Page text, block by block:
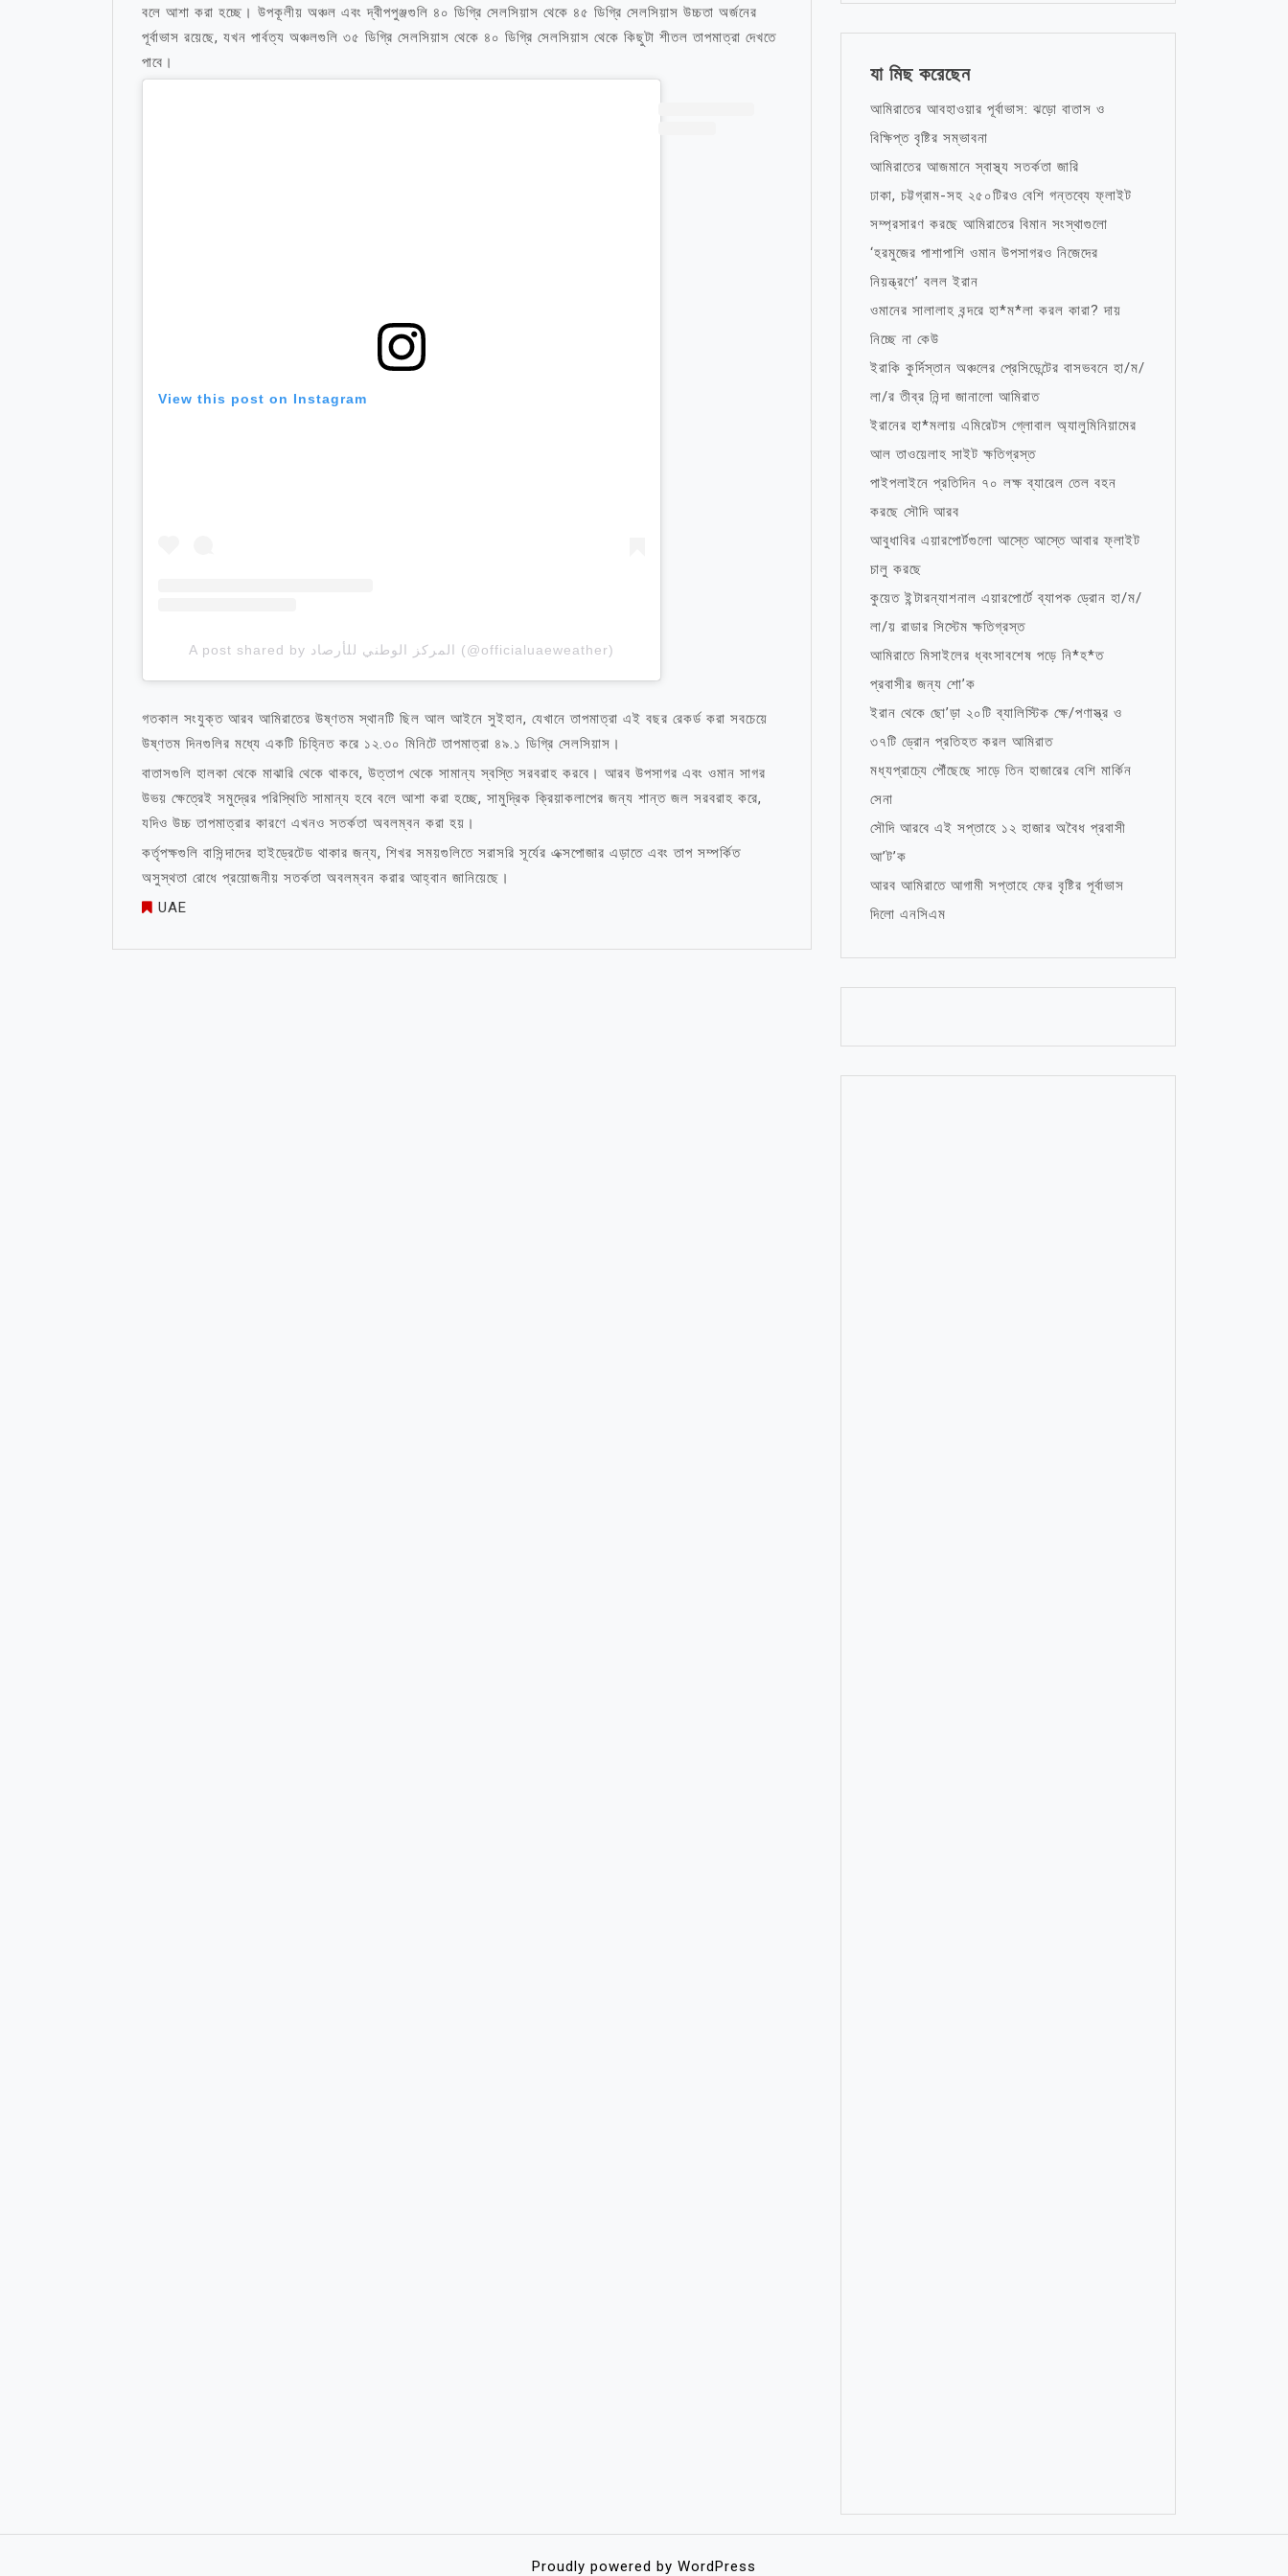
বলে আশা করা হচ্ছে। উপকূলীয় অঞ্চল এবং দ্বীপপুঞ্জগুলি ৪০ ডিগ্রি সেলসিয়াস থেকে ৪৫ ডিগ্রি সেলসিয়াস উচ্চতা অর্জনের
পূর্বাভাস রয়েছে, যখন পার্বত্য অঞ্চলগুলি ৩৫ ডিগ্রি সেলসিয়াস থেকে ৪০ ডিগ্রি সেলসিয়াস থেকে কিছুটা শীতল তাপমাত্রা দেখতে
পাবে।
View this post on Instagram
A post shared by المركز الوطني للأرصاد (@officialuaeweather)
গতকাল সংযুক্ত আরব আমিরাতের উষ্ণতম স্থানটি ছিল আল আইনে সুইহান, যেখানে তাপমাত্রা এই বছর রেকর্ড করা সবচেয়ে
উষ্ণতম দিনগুলির মধ্যে একটি চিহ্নিত করে ১২.৩০ মিনিটে তাপমাত্রা ৪৯.১ ডিগ্রি সেলসিয়াস।
বাতাসগুলি হালকা থেকে মাঝারি থেকে থাকবে, উত্তাপ থেকে সামান্য স্বস্তি সরবরাহ করবে। আরব উপসাগর এবং ওমান সাগর
উভয় ক্ষেত্রেই সমুদ্রের পরিস্থিতি সামান্য হবে বলে আশা করা হচ্ছে, সামুদ্রিক ক্রিয়াকলাপের জন্য শান্ত জল সরবরাহ করে,
যদিও উচ্চ তাপমাত্রার কারণে এখনও সতর্কতা অবলম্বন করা হয়।
কর্তৃপক্ষগুলি বাসিন্দাদের হাইড্রেটেড থাকার জন্য, শিখর সময়গুলিতে সরাসরি সূর্যের এক্সপোজার এড়াতে এবং তাপ সম্পর্কিত
অসুস্থতা রোধে প্রয়োজনীয় সতর্কতা অবলম্বন করার আহ্বান জানিয়েছে।
UAE
যা মিছ করেছেন
আমিরাতের আবহাওয়ার পূর্বাভাস: ঝড়ো বাতাস ও
বিক্ষিপ্ত বৃষ্টির সম্ভাবনা
আমিরাতের আজমানে স্বাস্থ্য সতর্কতা জারি
ঢাকা, চট্টগ্রাম-সহ ২৫০টিরও বেশি গন্তব্যে ফ্লাইট
সম্প্রসারণ করছে আমিরাতের বিমান সংস্থাগুলো
‘হরমুজের পাশাপাশি ওমান উপসাগরও নিজেদের
নিয়ন্ত্রণে’ বলল ইরান
ওমানের সালালাহ বন্দরে হা*ম*লা করল কারা? দায়
নিচ্ছে না কেউ
ইরাকি কুর্দিস্তান অঞ্চলের প্রেসিডেন্টের বাসভবনে হা/ম/
লা/র তীব্র নিন্দা জানালো আমিরাত
ইরানের হা*মলায় এমিরেটস গ্লোবাল অ্যালুমিনিয়ামের
আল তাওয়েলাহ সাইট ক্ষতিগ্রস্ত
পাইপলাইনে প্রতিদিন ৭০ লক্ষ ব্যারেল তেল বহন
করছে সৌদি আরব
আবুধাবির এয়ারপোর্টগুলো আস্তে আস্তে আবার ফ্লাইট
চালু করছে
কুয়েত ইন্টারন্যাশনাল এয়ারপোর্টে ব্যাপক ড্রোন হা/ম/
লা/য় রাডার সিস্টেম ক্ষতিগ্রস্ত
আমিরাতে মিসাইলের ধ্বংসাবশেষ পড়ে নি*হ*ত
প্রবাসীর জন্য শো’ক
ইরান থেকে ছো’ড়া ২০টি ব্যালিস্টিক ক্ষে/পণাস্ত্র ও
৩৭টি ড্রোন প্রতিহত করল আমিরাত
মধ্যপ্রাচ্যে পৌঁছেছে সাড়ে তিন হাজারের বেশি মার্কিন
সেনা
সৌদি আরবে এই সপ্তাহে ১২ হাজার অবৈধ প্রবাসী
আ’ট’ক
আরব আমিরাতে আগামী সপ্তাহে ফের বৃষ্টির পূর্বাভাস
দিলো এনসিএম
Proudly powered by WordPress